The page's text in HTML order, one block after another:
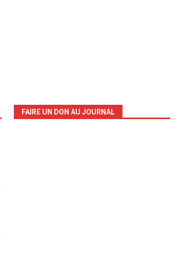
FAIRE UN DON AU JOURNAL